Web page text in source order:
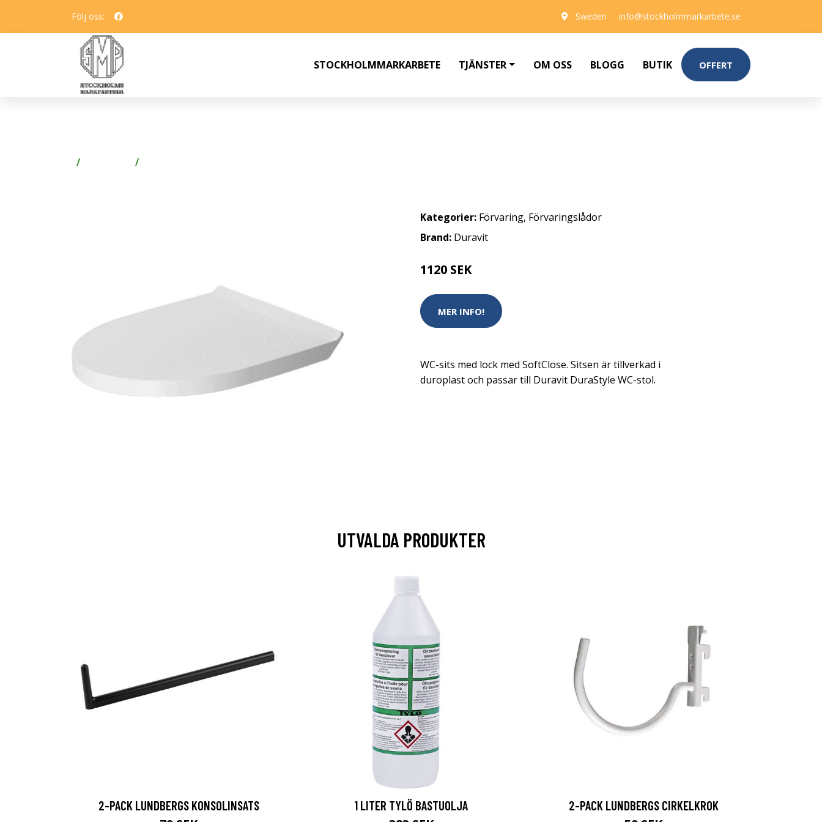
Följ oss: Sweden info@stockholmmarkarbete.se
STOCKHOLMMARKARBETE TJÄNSTER OM OSS BLOGG BUTIK OFFERT
Kategorier: Förvaring, Förvaringslådor
Brand: Duravit
1120 SEK
MER INFO!
WC-sits med lock med SoftClose. Sitsen är tillverkad i
duroplast och passar till Duravit DuraStyle WC-stol.
UTVALDA PRODUKTER
2-PACK LUNDBERGS KONSOLINSATS 1 LITER TYLÖ BASTUOLJA 2-PACK LUNDBERGS CIRKELKROK